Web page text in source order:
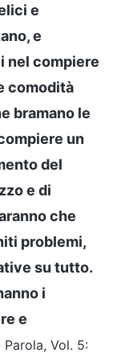
e
e
nel compiere
comodità
bramano le
un
del
e di
che
problemi,
su tutto.
i
e
Parola, Vol. 5: